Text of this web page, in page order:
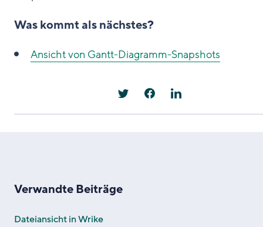
Was kommt als nächstes?
Ansicht von Gantt-Diagramm-Snapshots
Verwandte Beiträge
Dateiansicht in Wrike